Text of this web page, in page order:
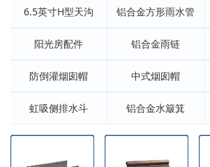
6.5英寸H型天沟 铝合金方形雨水管
阳光房配件 铝合金雨链
防倒灌烟囱帽 中式烟囱帽
虹吸侧排水斗 铝合金水簸箕